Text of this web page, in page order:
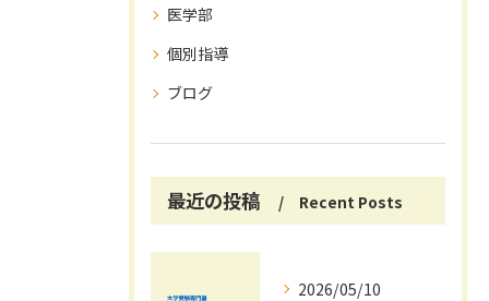
医学部
個別指導
ブログ
最近の投稿 Recent Posts
2026/05/10